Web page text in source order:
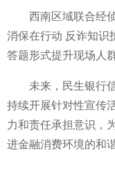
西南区域联合经
消保在行动 反诈知识
答题形式提升现场人
未来，民生银行
持续开展针对性宣传
力和责任承担意识，
进金融消费环境的和